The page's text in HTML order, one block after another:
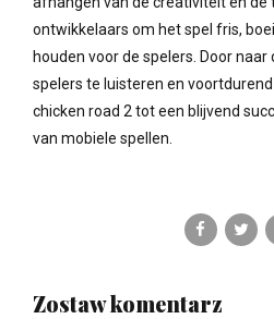
ontwikkelaars om het spel fris,
houden voor de spelers. Door naar
spelers te luisteren en
chicken road 2 tot een blijvend
van mobiele spellen.
Zostaw komentarz